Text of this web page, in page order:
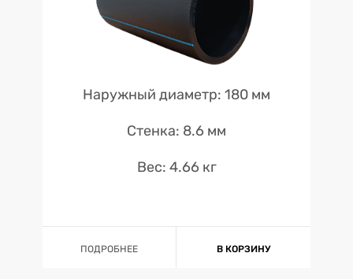
Наружный диаметр: 180 мм
Стенка: 8.6 мм
Вес: 4.66 кг
ПОДРОБНЕЕ В КОРЗИНУ